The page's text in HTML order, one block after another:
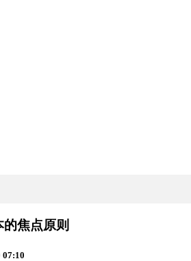
焦点原则
07:10